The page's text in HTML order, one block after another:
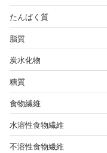
たんぱく質
脂質
炭水化物
糖質
食物繊維
水溶性食物繊維
不溶性食物繊維